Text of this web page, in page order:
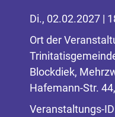
Di., 02.02.2027 |
Ort der
Blockdiek,
Hafemann-Str.
Veranstaltungs-